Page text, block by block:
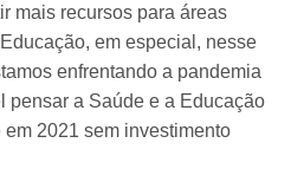
mais recursos para áreas
em especial, nesse
enfrentando a pandemia
pensar a Saúde e a Educação
2021 sem investimento